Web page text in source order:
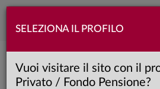
SELEZIONA IL PROFILO
Vuoi visitare il sito con il
Privato / Fondo Pensione?
Anima Megatrend